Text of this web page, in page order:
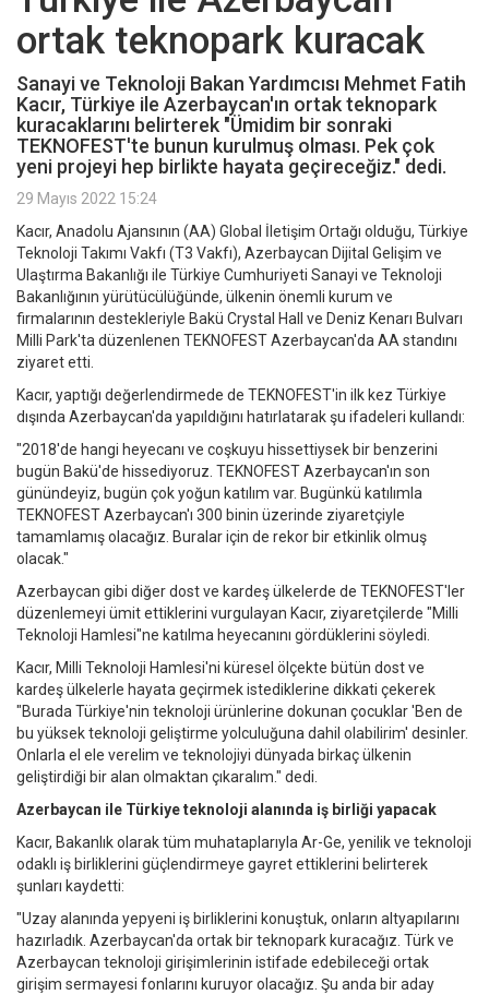
ortak teknopark kuracak
Sanayi ve Teknoloji Bakan Yardımcısı Mehmet Fatih
Kacır, Türkiye ile Azerbaycan'ın ortak teknopark
kuracaklarını belirterek "Ümidim bir sonraki
TEKNOFEST'te bunun kurulmuş olması. Pek çok
yeni projeyi hep birlikte hayata geçireceğiz." dedi.
29 Mayıs 2022 15:24
Kacır, Anadolu Ajansının (AA) Global İletişim Ortağı olduğu, Türkiye
Teknoloji Takımı Vakfı (T3 Vakfı), Azerbaycan Dijital Gelişim ve
Ulaştırma Bakanlığı ile Türkiye Cumhuriyeti Sanayi ve Teknoloji
Bakanlığının yürütücülüğünde, ülkenin önemli kurum ve
firmalarının destekleriyle Bakü Crystal Hall ve Deniz Kenarı Bulvarı
Milli Park'ta düzenlenen TEKNOFEST Azerbaycan'da AA standını
ziyaret etti.
Kacır, yaptığı değerlendirmede de TEKNOFEST'in ilk kez Türkiye
dışında Azerbaycan'da yapıldığını hatırlatarak şu ifadeleri kullandı:
"2018'de hangi heyecanı ve coşkuyu hissettiysek bir benzerini
bugün Bakü'de hissediyoruz. TEKNOFEST Azerbaycan'ın son
günündeyiz, bugün çok yoğun katılım var. Bugünkü katılımla
TEKNOFEST Azerbaycan'ı 300 binin üzerinde ziyaretçiyle
tamamlamış olacağız. Buralar için de rekor bir etkinlik olmuş
olacak."
Azerbaycan gibi diğer dost ve kardeş ülkelerde de TEKNOFEST'ler
düzenlemeyi ümit ettiklerini vurgulayan Kacır, ziyaretçilerde "Milli
Teknoloji Hamlesi"ne katılma heyecanını gördüklerini söyledi.
Kacır, Milli Teknoloji Hamlesi'ni küresel ölçekte bütün dost ve
kardeş ülkelerle hayata geçirmek istediklerine dikkati çekerek
"Burada Türkiye'nin teknoloji ürünlerine dokunan çocuklar 'Ben de
bu yüksek teknoloji geliştirme yolculuğuna dahil olabilirim' desinler.
Onlarla el ele verelim ve teknolojiyi dünyada birkaç ülkenin
geliştirdiği bir alan olmaktan çıkaralım." dedi.
Azerbaycan ile Türkiye teknoloji alanında iş birliği yapacak
Kacır, Bakanlık olarak tüm muhataplarıyla Ar-Ge, yenilik ve teknoloji
odaklı iş birliklerini güçlendirmeye gayret ettiklerini belirterek
şunları kaydetti:
"Uzay alanında yepyeni iş birliklerini konuştuk, onların altyapılarını
hazırladık. Azerbaycan'da ortak bir teknopark kuracağız. Türk ve
Azerbaycan teknoloji girişimlerinin istifade edebileceği ortak
girişim sermayesi fonlarını kuruyor olacağız. Şu anda bir aday